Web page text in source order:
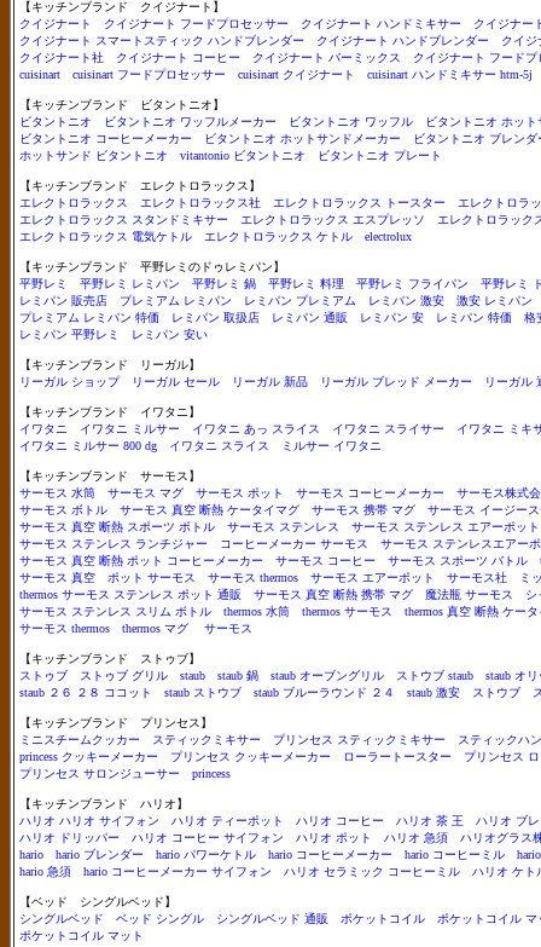
【キッチンブランド クイジナート】
クイジナート
クイジナート フードプロセッサー クイジナート ハンドミキサー
クイジナー
クイジナート スマートスティック ハンドブレンダー
クイジナート ハンドブレンダー
クイジ
クイジナート社
クイジナート コーヒー クイジナート バーミックス
クイジナート フード
cuisinart
cuisinart フードプロセッサー cuisinart クイジナート cuisinart ハンドミキサー htm-5j
【キッチンブランド ビタントニオ】
ビタントニオ
ビタントニオ ワッフルメーカー ビタントニオ ワッフル
ビタントニオ ホット
ビタントニオ コーヒーメーカー
ビタントニオ ホットサンドメーカー
ビタントニオ ブレンダ
ホットサンド ビタントニオ
vitantonio ビタントニオ ビタントニオ プレート
【キッチンブランド エレクトロラックス】
エレクトロラックス
エレクトロラックス社 エレクトロラックス トースター
エレクトロラ
エレクトロラックス スタンドミキサー
エレクトロラックス エスプレッソ
エレクトロラック
エレクトロラックス 電気ケトル
エレクトロラックス ケトル electrolux
【キッチンブランド 平野レミのドゥレミパン】
平野レミ
平野レミ レミパン 平野レミ 鍋 平野レミ 料理 平野レミ フライパン
平野レミ
レミパン 販売店
プレミアム レミパン レミパン プレミアム レミパン 激安
激安 レミパン
プレミアム レミパン 特価
レミパン 取扱店 レミパン 通販 レミパン 安 レミパン 特価
格
レミパン 平野レミ
レミパン 安い
【キッチンブランド リーガル】
リーガル ショップ
リーガル セール リーガル 新品 リーガル ブレッド メーカー リーガル
【キッチンブランド イワタニ】
イワタニ
イワタニ ミルサー イワタニ あっ スライス イワタニ スライサー
イワタニ ミキ
イワタニ ミルサー 800 dg
イワタニ スライス ミルサー イワタニ
【キッチンブランド サーモス】
サーモス 水筒
サーモス マグ サーモス ポット サーモス コーヒーメーカー
サーモス株式
サーモス ボトル
サーモス 真空 断熱 ケータイマグ サーモス 携帯 マグ
サーモス イージー
サーモス 真空 断熱 スポーツ ボトル
サーモス ステンレス
サーモス ステンレス エアーポット
サーモス ステンレス ランチジャー
コーヒーメーカー サーモス
サーモス ステンレスエアー
サーモス 真空 断熱 ポット コーヒーメーカー
サーモス コーヒー サーモス スポーツ バトル
サーモス 真空
ポット サーモス サーモス thermos サーモス エアーポット サーモス社
ミ
thermos サーモス ステンレス ポット 通販
サーモス 真空 断熱 携帯 マグ 魔法瓶 サーモス
シ
サーモス ステンレス スリム ボトル
thermos 水筒 thermos サーモス
thermos 真空 断熱 ケー
サーモス thermos
thermos マグ サーモス
【キッチンブランド ストゥブ】
ストゥブ
ストゥブ グリル staub staub 鍋 staub オーブングリル ストウブ staub
staub オ
staub ２６ ２８ ココット
staub ストウブ staub ブルーラウンド ２４ staub 激安 ストウブ
【キッチンブランド プリンセス】
ミニスチームクッカー
スティックミキサー プリンセス スティックミキサー
スティックハ
princess クッキーメーカー
プリンセス クッキーメーカー ローラートースター
プリンセス
プリンセス サロンジューサー
princess
【キッチンブランド ハリオ】
ハリオ ハリオ サイフォン ハリオ ティーポット ハリオ コーヒー ハリオ 茶 王
ハリオ ブ
ハリオ ドリッパー
ハリオ コーヒー サイフォン ハリオ ポット ハリオ 急須
ハリオグラス
hario
hario ブレンダー hario パワーケトル hario コーヒーメーカー hario コーヒーミル
hario 急須
hario コーヒーメーカー サイフォン ハリオ セラミック コーヒーミル ハリオ ケト
【ベッド シングルベッド】
シングルベッド
ベッド シングル シングルベッド 通販 ポケットコイル
ポケットコイル マ
ポケットコイル マット